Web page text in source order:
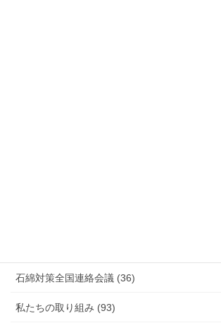
石綿対策全国連絡会議 (36)
私たちの取り組み (93)